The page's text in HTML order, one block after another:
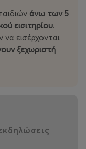
άνω των 5
εισιτηρίου.
εισέρχονται
ξεχωριστή